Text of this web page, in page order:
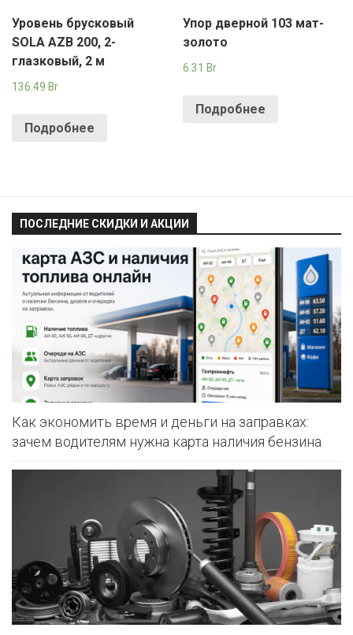
Уровень брусковый
SOLA AZB 200, 2-
глазковый, 2 м
136.49 Br
Подробнее
Упор дверной 103 мат-
золото
6.31 Br
Подробнее
ПОСЛЕДНИЕ СКИДКИ И АКЦИИ
Как экономить время и деньги на заправках:
зачем водителям нужна карта наличия бензина